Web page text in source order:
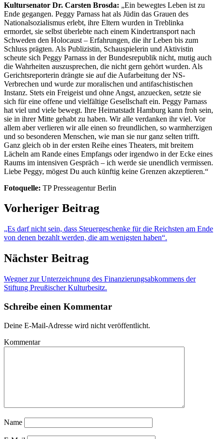
Kultursenator Dr. Carsten Brosda: „Ein bewegtes Leben ist zu
Ende gegangen. Peggy Parnass hat als Jüdin das Grauen des
Nationalsozialismus erlebt, ihre Eltern wurden in Treblinka
ermordet, sie selbst überlebte nach einem Kindertransport nach
Schweden den Holocaust – Erfahrungen, die ihr Leben bis zum
Schluss prägten. Als Publizistin, Schauspielerin und Aktivistin
scheute sich Peggy Parnass in der Bundesrepublik nicht, mutig auch
die Wahrheiten auszusprechen, die nicht gern gehört wurden. Als
Gerichtsreporterin drängte sie auf die Aufarbeitung der NS-
Verbrechen und wurde zur moralischen und antifaschistischen
Instanz. Stets ein Freigeist und ohne Angst, anzuecken, setzte sie
sich für eine offene und vielfältige Gesellschaft ein. Peggy Parnass
hat viel und viele bewegt. Ihre Heimatstadt Hamburg kann froh sein,
sie in ihrer Mitte gehabt zu haben. Wir alle verdanken ihr viel. Vor
allem aber verlieren wir alle einen so freundlichen, so warmherzigen
und so besonderen Menschen, wie man sie nur ganz selten trifft.
Ganz gleich ob in der ersten Reihe eines Theaters, mit breitem
Lächeln am Rande eines Empfangs oder irgendwo in der Ecke eines
Raums im intensiven Gespräch – ich werde sie unendlich vermissen.
Liebe Peggy, mögest Du auch künftig keine Grenzen akzeptieren.“
Fotoquelle: TP Presseagentur Berlin
Vorheriger Beitrag
„Es darf nicht sein, dass Steuergeschenke für die Reichsten am Ende
von denen bezahlt werden, die am wenigsten haben“.
Nächster Beitrag
Wegner zur Unterzeichnung des Finanzierungsabkommens der
Stiftung Preußischer Kulturbesitz.
Schreibe einen Kommentar
Deine E-Mail-Adresse wird nicht veröffentlicht.
Kommentar
Name